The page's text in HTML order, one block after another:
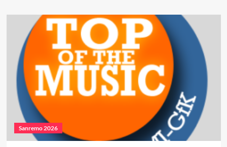
Sanremo 2026